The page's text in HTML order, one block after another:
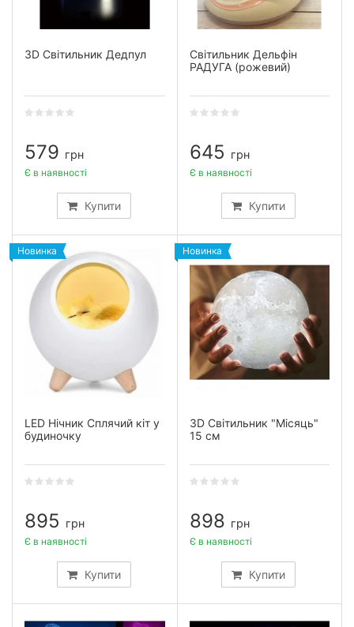
3D Світильник Дедпул
579 грн
Купити
Є в наявності
Світильник Дельфін
РАДУГА (рожевий)
645 грн
Купити
Є в наявності
Новинка
LED Нічник Сплячий кіт у
будиночку
895 грн
Купити
Є в наявності
Новинка
3D Світильник "Місяць"
15 см
898 грн
Купити
Є в наявності